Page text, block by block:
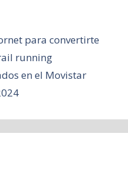
para convertirte
running
en el Movistar